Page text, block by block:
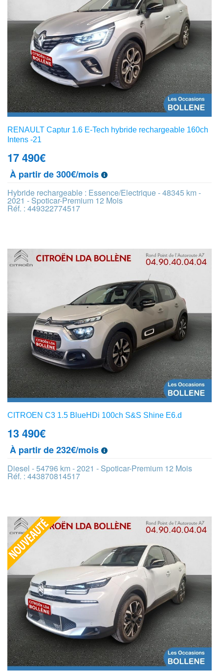
RENAULT Captur 1.6 E-Tech hybride rechargeable 160ch
Intens -21
17 490€
À partir de 300€/mois
Hybride rechargeable : Essence/Electrique - 48345 km -
2021 - Spoticar-Premium 12 Mois
Réf. : 449322774517
CITROEN C3 1.5 BlueHDi 100ch S&S Shine E6.d
13 490€
À partir de 232€/mois
Diesel - 54796 km - 2021 - Spoticar-Premium 12 Mois
Réf. : 443870814517